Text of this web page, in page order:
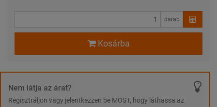
darab
Kosárba
Nem látja az árat?
Regisztráljon vagy jelentkezzen be MOST, hogy láthassa az